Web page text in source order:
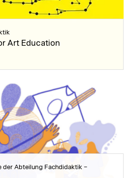
Art Education
der Abteilung Fachdidaktik –